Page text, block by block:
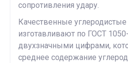
сопротивления удару.
Качественные углеродистые
изготавливают по ГОСТ
двухзначными цифрами,
среднее содержание